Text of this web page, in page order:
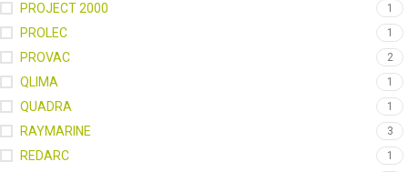
PROJECT 2000 1
PROLEC 1
PROVAC 2
QLIMA 1
QUADRA 1
RAYMARINE 3
REDARC 1